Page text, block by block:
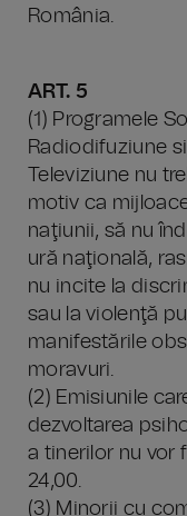
România.
ART. 5
(1) Programele
Radiodifuziune
Televiziune nu
motiv ca
naţiunii, să nu
ură naţională,
nu incite la
sau la violenţă
manifestările
moravuri.
(2) Emisiunile
dezvoltarea
a tinerilor nu vor
24,00.
(3) Minorii cu